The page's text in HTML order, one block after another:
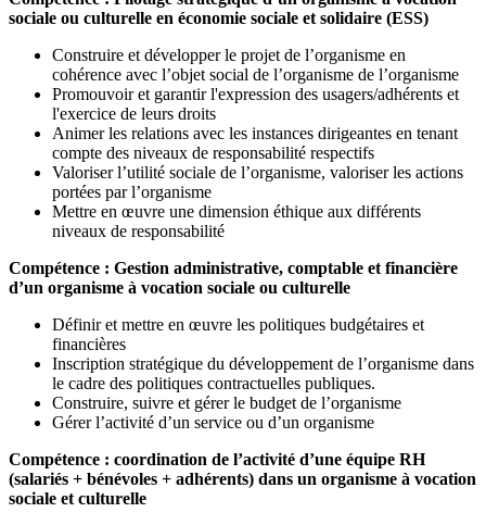
sociale ou culturelle en économie sociale et solidaire (ESS)
Construire et développer le projet de l’organisme en
cohérence avec l’objet social de l’organisme de l’organisme
Promouvoir et garantir l'expression des usagers/adhérents et
l'exercice de leurs droits
Animer les relations avec les instances dirigeantes en tenant
compte des niveaux de responsabilité respectifs
Valoriser l’utilité sociale de l’organisme, valoriser les actions
portées par l’organisme
Mettre en œuvre une dimension éthique aux différents
niveaux de responsabilité
Compétence : Gestion administrative, comptable et financière
d’un organisme à vocation sociale ou culturelle
Définir et mettre en œuvre les politiques budgétaires et
financières
Inscription stratégique du développement de l’organisme dans
le cadre des politiques contractuelles publiques.
Construire, suivre et gérer le budget de l’organisme
Gérer l’activité d’un service ou d’un organisme
Compétence : coordination de l’activité d’une équipe RH
(salariés + bénévoles + adhérents) dans un organisme à vocation
sociale et culturelle